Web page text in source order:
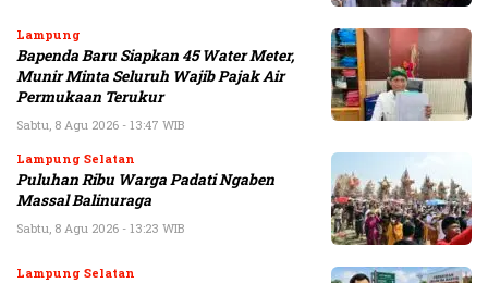
Lampung
Bapenda Baru Siapkan 45 Water Meter,
Munir Minta Seluruh Wajib Pajak Air
Permukaan Terukur
Sabtu, 8 Agu 2026 - 13:47 WIB
Lampung Selatan
Puluhan Ribu Warga Padati Ngaben
Massal Balinuraga
Sabtu, 8 Agu 2026 - 13:23 WIB
Lampung Selatan